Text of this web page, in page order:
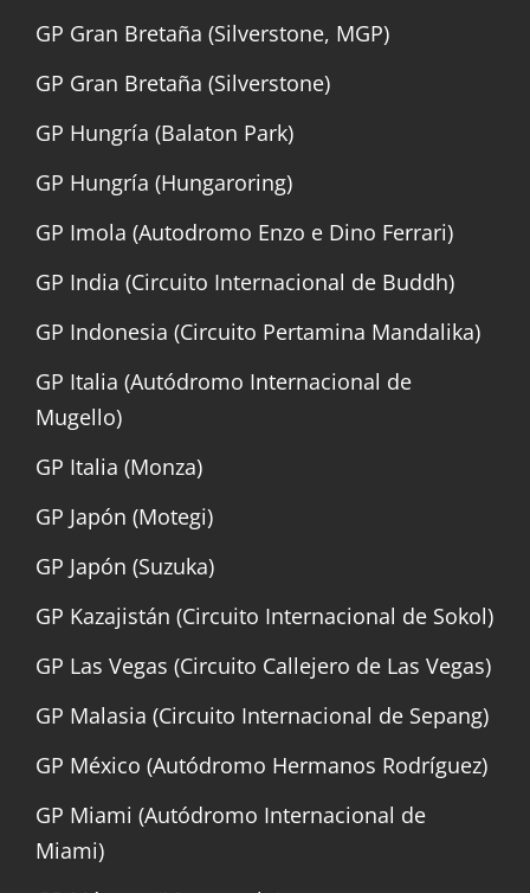
GP Gran Bretaña (Silverstone, MGP)
GP Gran Bretaña (Silverstone)
GP Hungría (Balaton Park)
GP Hungría (Hungaroring)
GP Imola (Autodromo Enzo e Dino Ferrari)
GP India (Circuito Internacional de Buddh)
GP Indonesia (Circuito Pertamina Mandalika)
GP Italia (Autódromo Internacional de
Mugello)
GP Italia (Monza)
GP Japón (Motegi)
GP Japón (Suzuka)
GP Kazajistán (Circuito Internacional de Sokol)
GP Las Vegas (Circuito Callejero de Las Vegas)
GP Malasia (Circuito Internacional de Sepang)
GP México (Autódromo Hermanos Rodríguez)
GP Miami (Autódromo Internacional de
Miami)